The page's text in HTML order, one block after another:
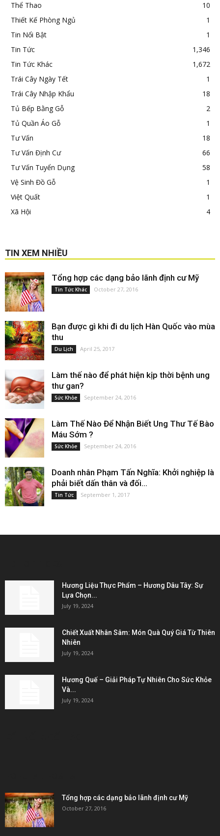
Thể Thao
10
Thiết Kế Phòng Ngủ
1
Tin Nổi Bật
1
Tin Tức
1,346
Tin Tức Khác
1,672
Trái Cây Ngày Tết
1
Trái Cây Nhập Khẩu
18
Tủ Bếp Bằng Gỗ
2
Tủ Quần Áo Gỗ
1
Tư Vấn
18
Tư Vấn Định Cư
66
Tư Vấn Tuyển Dụng
58
Vệ Sinh Đồ Gỗ
1
Việt Quất
1
Xã Hội
4
TIN XEM NHIỀU
Tổng hợp các dạng bảo lãnh định cư Mỹ
Tin Tức Khác October 27, 2016
Bạn được gì khi đi du lịch Hàn Quốc vào mùa
thu
Du Lịch April 25, 2017
Làm thế nào để phát hiện kịp thời bệnh ung
thư gan?
Sức Khỏe September 24, 2016
Làm Thế Nào Để Nhận Biết Ung Thư Tế Bào
Máu Sớm ?
Sức Khỏe September 24, 2016
Doanh nhân Phạm Tấn Nghĩa: Khởi nghiệp là
phải biết dấn thân và đối...
Tin Tức September 1, 2017
Hương Liệu Thực Phẩm – Hương Dâu Tây: Sự
Lựa Chọn...
July 19, 2024
Chiết Xuất Nhân Sâm: Món Quà Quý Giá Từ Thiên
Nhiên
July 19, 2024
Hương Quế – Giải Pháp Tự Nhiên Cho Sức Khỏe
Và...
July 19, 2024
Tổng hợp các dạng bảo lãnh định cư Mỹ
October 27, 2016